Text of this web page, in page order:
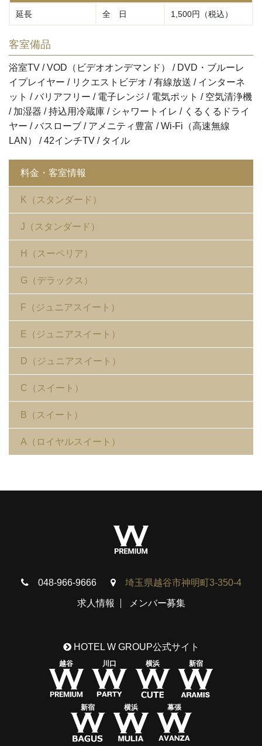
延長 全 日 1,500円（税込）
客室備品
浴室TV / VOD（ビデオオンデマンド） / DVD・ブルーレ
イプレイヤー / リクエストビデオ / 有線放送 / インターネ
ット / バリアフリー / 電子レンジ / 電気ポット / 空気清浄機
/ 加湿器 / 持込用冷蔵庫 / シャワートイレ / くるくるドライ
ヤー / バスローブ / アメニティ豊富 / Wi-Fi（高速無線
LAN） / 42インチTV / タイル
料金・客室情報
K（スタンダード）
J（スタンダード）
H（スーペリア）
G（デラックス）
F（ジュニアスイート）
E（ジュニアスイート）
D（ジュニアスイート）
C（スイート）
B（スイート）
A（ロイヤルスイート）
048-966-9666 埼玉県越谷市神明町3-350-4
求人情報 メンバー募集
HOTEL W GROUP公式サイト
越谷 川口 横浜 新宿
新宿 横浜 幕張